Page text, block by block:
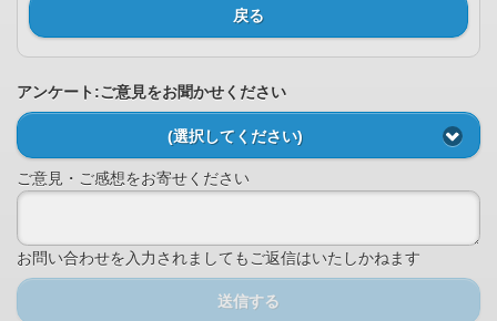
戻る
アンケート:ご意見をお聞かせください
(選択してください)
ご意見・ご感想をお寄せください
お問い合わせを入力されましてもご返信はいたしかねます
送信する